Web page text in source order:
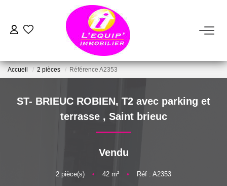
ACHETER
ESTIMER
FAIRE GÉRER
Accueil 2 pièces Référence A2353
ST- BRIEUC ROBIEN, T2 avec parking et
terrasse , Saint brieuc
Vendu
2 pièce(s) • 42 m² • Réf : A2353